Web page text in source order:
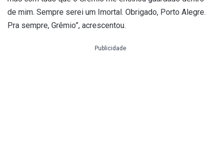
de mim. Sempre serei um Imortal. Obrigado, Porto Alegre.
Pra sempre, Grêmio”, acrescentou.
Publicidade